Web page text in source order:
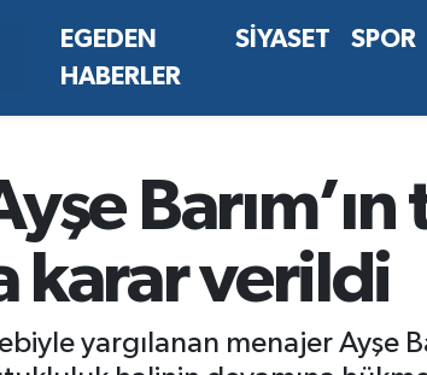
EGEDEN
HABERLER
SİYASET SPOR
karar verildi
yargılanan menajer Ayşe